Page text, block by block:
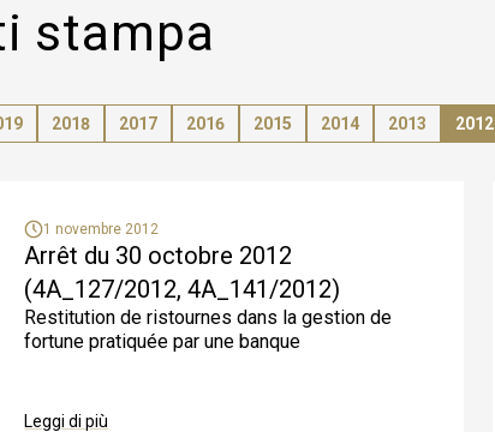
Posso inoltrare un ricorso anche se non dispongo dei mezzi
necessari (assistenza giudiziaria)?
Quando passano in giudicato le decisioni del Tribunale
federale?
interessano?
Si può scaricare in formato PDF una decisione pubblicata su
internet?
Può essere attestata la crescita in giudicato delle decisioni
del Tribunale federale ?
Esistono traduzioni delle decisioni del Tribunale federale?
stampa
2018 2017 2016 2015 2014 2013 2012
1 novembre 2012
Arrêt du 30 octobre 2012
(4A_127/2012, 4A_141/2012)
Restitution de ristournes dans la gestion de
fortune pratiquée par une banque
Leggi di più